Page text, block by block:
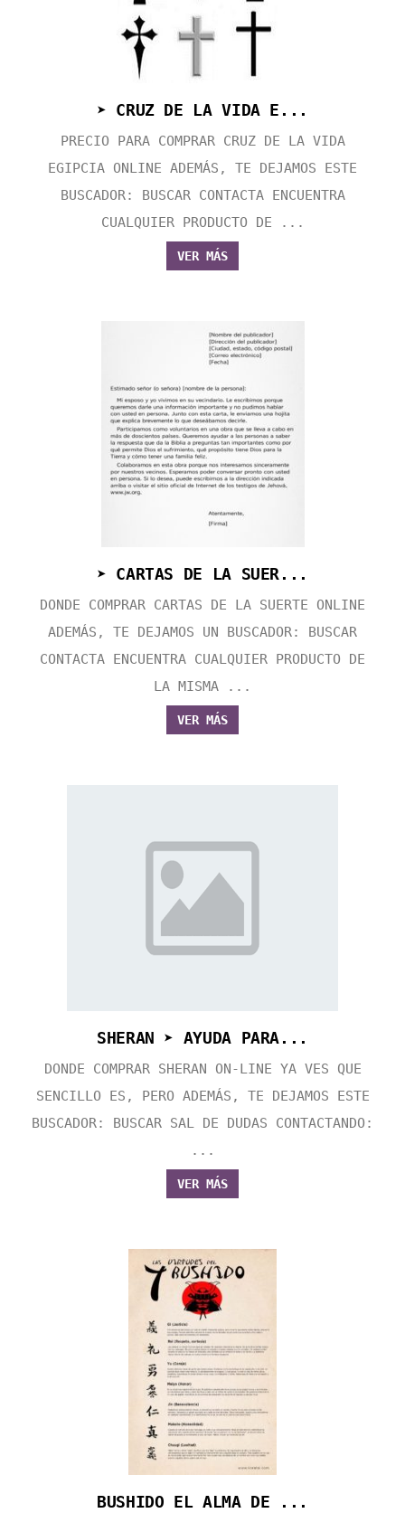
➤ CRUZ DE LA VIDA E...
PRECIO PARA COMPRAR CRUZ DE LA VIDA
EGIPCIA ONLINE ADEMÁS, TE DEJAMOS ESTE
BUSCADOR: BUSCAR CONTACTA ENCUENTRA
CUALQUIER PRODUCTO DE ...
VER MÁS
➤ CARTAS DE LA SUER...
DONDE COMPRAR CARTAS DE LA SUERTE ONLINE
ADEMÁS, TE DEJAMOS UN BUSCADOR: BUSCAR
CONTACTA ENCUENTRA CUALQUIER PRODUCTO DE
LA MISMA ...
VER MÁS
SHERAN ➤ AYUDA PARA...
DONDE COMPRAR SHERAN ON-LINE YA VES QUE
SENCILLO ES, PERO ADEMÁS, TE DEJAMOS ESTE
BUSCADOR: BUSCAR SAL DE DUDAS CONTACTANDO:
...
VER MÁS
BUSHIDO EL ALMA DE ...